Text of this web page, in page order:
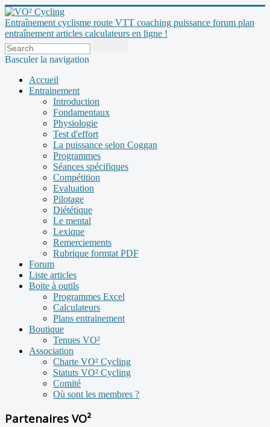
Entraînement cyclisme route VTT coaching puissance forum plan
entraînement articles calculateurs en ligne !
Basculer la navigation
Accueil
Entrainement
Introduction
Fondamentaux
Physiologie
Test d'effort
La puissance selon Coggan
Programmes
Séances spécifiques
Compétition
Evaluation
Pilotage
Diététique
Le mental
Lexique
Remerciements
Rubrique formtat PDF
Forum
Liste articles
Boite à outils
Programmes Excel
Calculateurs
Plans entrainement
Boutique
Tenues VO²
Association
Charte VO² Cycling
Statuts VO² Cycling
Comité
Où sont les membres ?
Partenaires VO²